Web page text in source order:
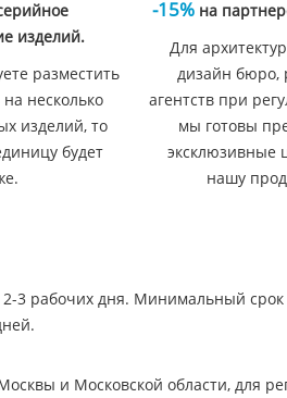
изделий.
разместить
несколько
изделий, то
будет
-15% на
Для
дизайн бюро,
агентств при
мы готовы
эксклюзивные
нашу
2-3 рабочих дня. Минимальный срок
и Московской области, для